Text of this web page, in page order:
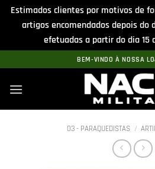
Estimados clientes por motivos de
artigos encomendados depois do
efetuadas a partir do dia 15
to
content
BEM-VINDO À NOSSA
03 - PARAQUEDISTAS /